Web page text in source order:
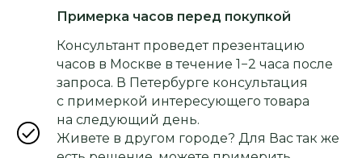
Примерка часов перед покупкой
Консультант проведет презентацию
часов в Москве в течение 1−2 часа после
запроса. В Петербурге консультация
с примеркой интересующего товара
на следующий день.
Живете в другом городе? Для Вас так же